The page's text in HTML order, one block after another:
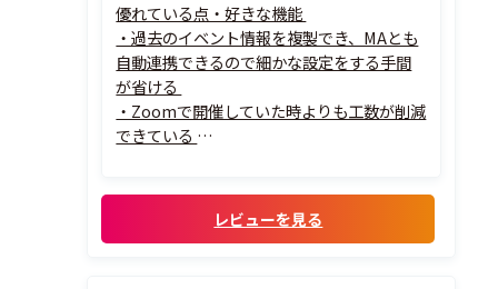
優れている点・好きな機能
・過去のイベント情報を複製でき、MAとも
自動連携できるので細かな設定をする手間
が省ける
・Zoomで開催していた時よりも工数が削減
できている
・これまでは、ZoomとMAの設定で二重作
レビューを見る